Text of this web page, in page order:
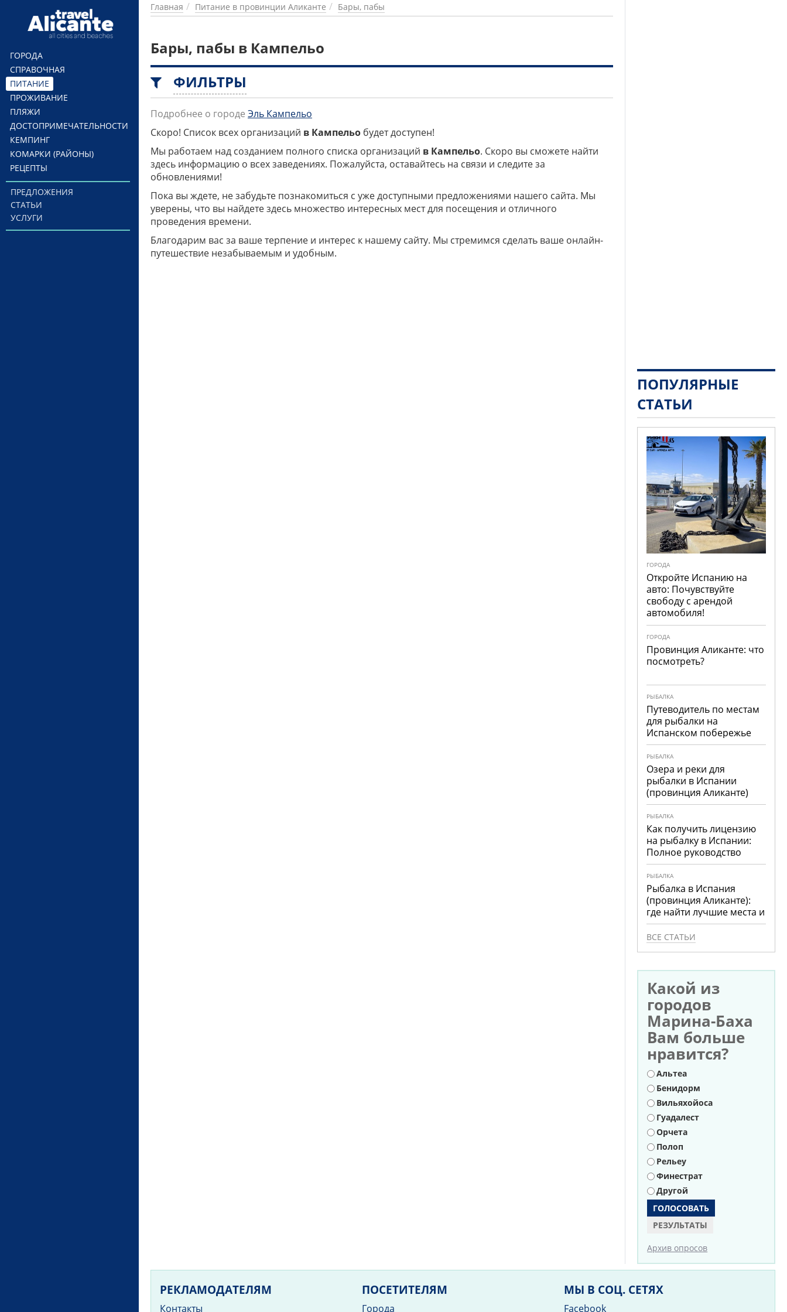
Перейти к основному содержанию
ГОРОДА
СПРАВОЧНАЯ
ПИТАНИЕ
ПРОЖИВАНИЕ
ПЛЯЖИ
ДОСТОПРИМЕЧАТЕЛЬНОСТИ
КЕМПИНГ
КОМАРКИ (РАЙОНЫ)
РЕЦЕПТЫ
ПРЕДЛОЖЕНИЯ
СТАТЬИ
УСЛУГИ
Главная Питание в провинции Аликанте Бары, пабы
Бары, пабы в Кампельо
ФИЛЬТРЫ
Подробнее о городе Эль Кампельо
Скоро! Список всех организаций в Кампельо будет доступен!
Мы работаем над созданием полного списка организаций в Кампельо. Скоро вы сможете найти
здесь информацию о всех заведениях. Пожалуйста, оставайтесь на связи и следите за
обновлениями!
Пока вы ждете, не забудьте познакомиться с уже доступными предложениями нашего сайта. Мы
уверены, что вы найдете здесь множество интересных мест для посещения и отличного
проведения времени.
Благодарим вас за ваше терпение и интерес к нашему сайту. Мы стремимся сделать ваше онлайн-
путешествие незабываемым и удобным.
ПОПУЛЯРНЫЕ
СТАТЬИ
ГОРОДА
Откройте Испанию на
авто: Почувствуйте
свободу с арендой
автомобиля!
ГОРОДА
Провинция Аликанте: что
посмотреть?
РЫБАЛКА
Путеводитель по местам
для рыбалки на
Испанском побережье
РЫБАЛКА
Озера и реки для
рыбалки в Испании
(провинция Аликанте)
РЫБАЛКА
Как получить лицензию
на рыбалку в Испании:
Полное руководство
РЫБАЛКА
Рыбалка в Испания
(провинция Аликанте):
где найти лучшие места и
что ловить
ВСЕ СТАТЬИ
Какой из
городов
Марина-Баха
Вам больше
нравится?
Варианты
Альтеа
Бенидорм
Вильяхойоса
Гуадалест
Орчета
Полоп
Рельеу
Финестрат
Другой
РЕЗУЛЬТАТЫ
Архив опросов
РЕКЛАМОДАТЕЛЯМ
Контакты
ПОСЕТИТЕЛЯМ
Города
МЫ В СОЦ. СЕТЯХ
Facebook